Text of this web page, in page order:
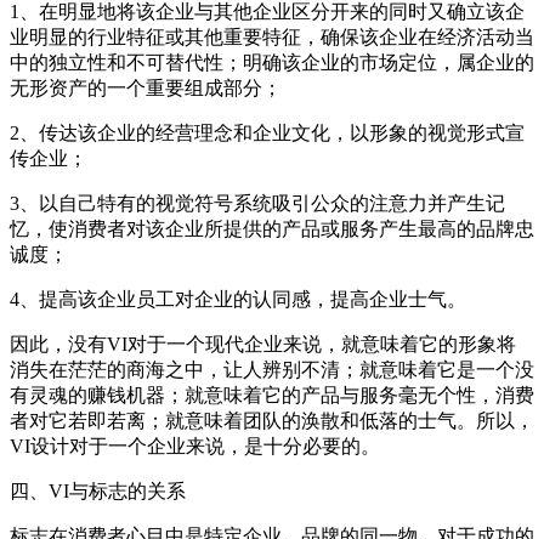
1、在明显地将该企业与其他企业区分开来的同时又确立该企
业明显的行业特征或其他重要特征，确保该企业在经济活动当
中的独立性和不可替代性；明确该企业的市场定位，属企业的
无形资产的一个重要组成部分；
2、传达该企业的经营理念和企业文化，以形象的视觉形式宣
传企业；
3、以自己特有的视觉符号系统吸引公众的注意力并产生记
忆，使消费者对该企业所提供的产品或服务产生最高的品牌忠
诚度；
4、提高该企业员工对企业的认同感，提高企业士气。
因此，没有VI对于一个现代企业来说，就意味着它的形象将
消失在茫茫的商海之中，让人辨别不清；就意味着它是一个没
有灵魂的赚钱机器；就意味着它的产品与服务毫无个性，消费
者对它若即若离；就意味着团队的涣散和低落的士气。所以，
VI设计对于一个企业来说，是十分必要的。
四、VI与标志的关系